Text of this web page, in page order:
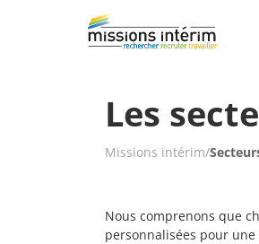
Les
Missions intérim/
Nous comprenons que
personnalisées pour